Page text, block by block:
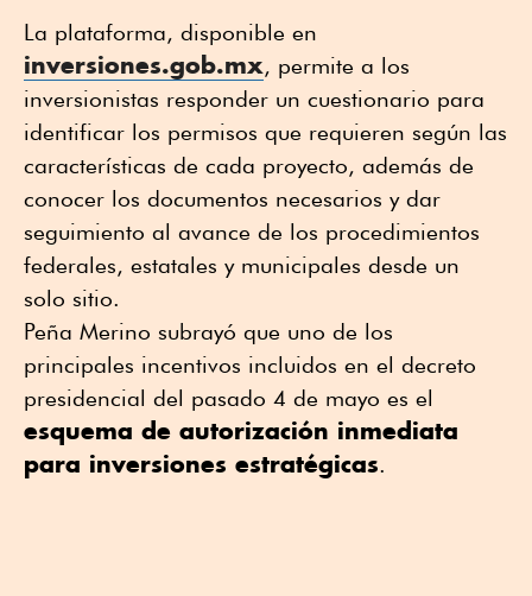
La plataforma, disponible en
inversiones.gob.mx, permite a los
inversionistas responder un cuestionario para
identificar los permisos que requieren según las
características de cada proyecto, además de
conocer los documentos necesarios y dar
seguimiento al avance de los procedimientos
federales, estatales y municipales desde un
solo sitio.
Peña Merino subrayó que uno de los
principales incentivos incluidos en el decreto
presidencial del pasado 4 de mayo es el
esquema de autorización inmediata
para inversiones estratégicas.